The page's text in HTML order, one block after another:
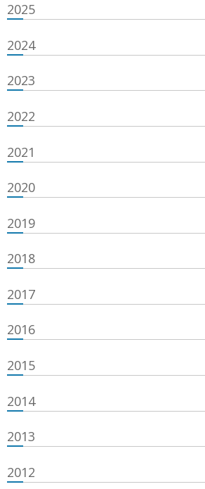
2025
2024
2023
2022
2021
2020
2019
2018
2017
2016
2015
2014
2013
2012